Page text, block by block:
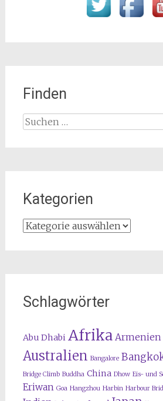
Finden
Suchen
nach:
Kategorien
Kategorien
Schlagwörter
Abu Dhabi Afrika Armenien
Australien Bangalore
Bridge Climb Buddha China Dhow Eis- und
Eriwan Goa Hangzhou Harbin Harbour